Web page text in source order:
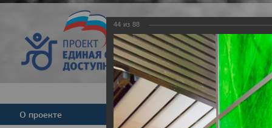
Версия для
О проекте Команда Новости
44 из 88